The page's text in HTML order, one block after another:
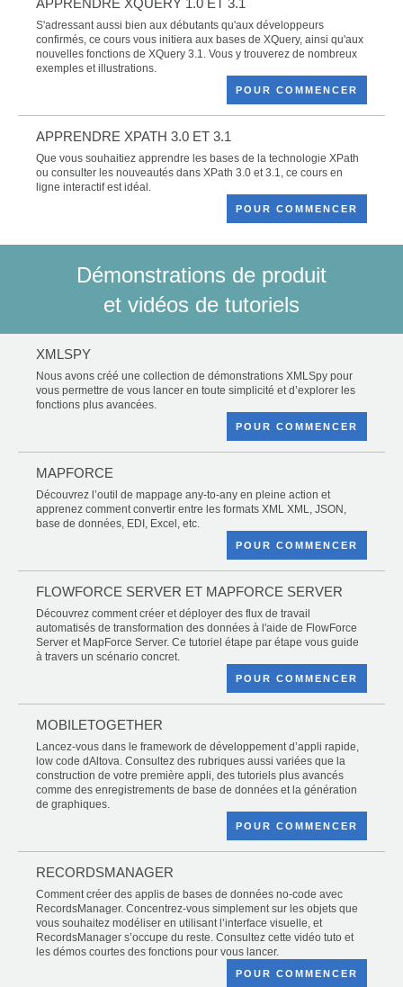
APPRENDRE XQUERY 1.0 ET 3.1
S'adressant aussi bien aux débutants qu'aux développeurs
confirmés, ce cours vous initiera aux bases de XQuery, ainsi qu'aux
nouvelles fonctions de XQuery 3.1. Vous y trouverez de nombreux
exemples et illustrations.
POUR COMMENCER
APPRENDRE XPATH 3.0 ET 3.1
Que vous souhaitiez apprendre les bases de la technologie XPath
ou consulter les nouveautés dans XPath 3.0 et 3.1, ce cours en
ligne interactif est idéal.
POUR COMMENCER
Démonstrations de produit
et vidéos de tutoriels
XMLSPY
Nous avons créé une collection de démonstrations XMLSpy pour
vous permettre de vous lancer en toute simplicité et d’explorer les
fonctions plus avancées.
POUR COMMENCER
MAPFORCE
Découvrez l’outil de mappage any-to-any en pleine action et
apprenez comment convertir entre les formats XML XML, JSON,
base de données, EDI, Excel, etc.
POUR COMMENCER
FLOWFORCE SERVER ET MAPFORCE SERVER
Découvrez comment créer et déployer des flux de travail
automatisés de transformation des données à l'aide de FlowForce
Server et MapForce Server. Ce tutoriel étape par étape vous guide
à travers un scénario concret.
POUR COMMENCER
MOBILETOGETHER
Lancez-vous dans le framework de développement d’appli rapide,
low code dAltova. Consultez des rubriques aussi variées que la
construction de votre première appli, des tutoriels plus avancés
comme des enregistrements de base de données et la génération
de graphiques.
POUR COMMENCER
RECORDSMANAGER
Comment créer des applis de bases de données no-code avec
RecordsManager. Concentrez-vous simplement sur les objets que
vous souhaitez modéliser en utilisant l’interface visuelle, et
RecordsManager s’occupe du reste. Consultez cette vidéo tuto et
les démos courtes des fonctions pour vous lancer.
POUR COMMENCER